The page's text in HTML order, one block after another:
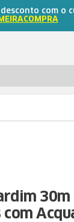
com o
30m